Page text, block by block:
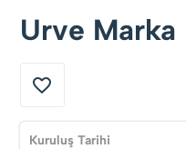
Urve
Kuruluş Tarihi